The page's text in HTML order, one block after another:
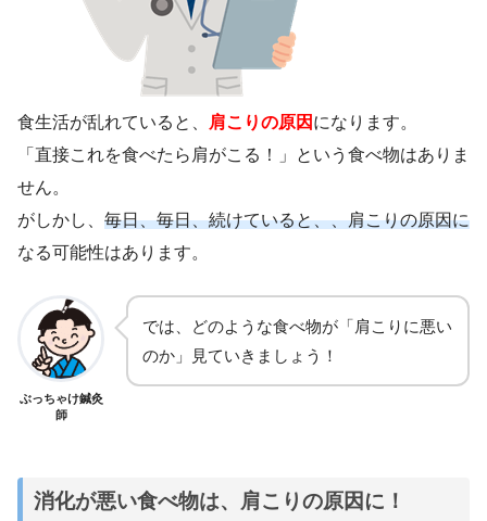
食生活が乱れていると、 肩こりの原因 になります。
「直接これを食べたら肩がこる！」という食べ物はありま
せん。
がしかし、 毎日、毎日、続けていると、、肩こりの原因に
なる可能性はあります。
ぶっちゃけ鍼灸
師
では、どのような食べ物が「肩こりに悪い
のか」見ていきましょう！
消化が悪い食べ物は、肩こりの原因に！